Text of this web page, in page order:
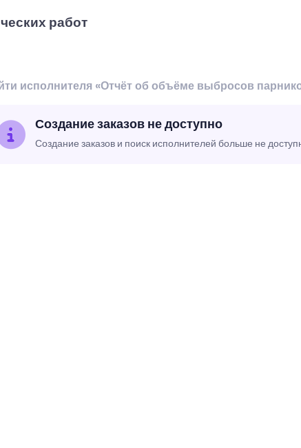
работ
исполнителя «Отчёт об объёме выбросов
Создание заказов не доступно
Создание заказов и поиск исполнителей больше не